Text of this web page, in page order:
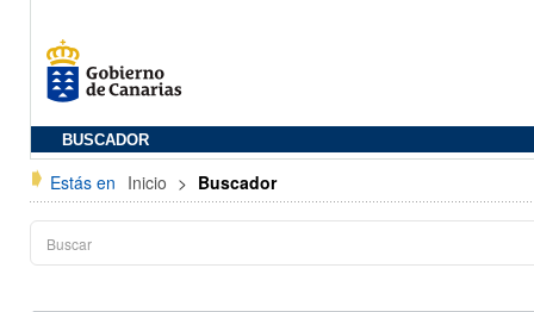
BUSCADOR
Estás en Inicio > Buscador